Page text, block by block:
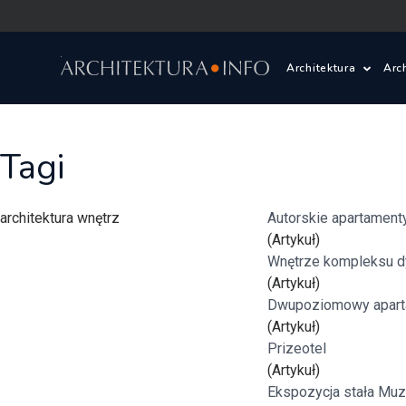
Architektura
Wasze
Architektura
Prace
Pracownie
Tagi
architektura wnętrz
Autorskie
(Artykuł)
Wnętrze kompleksu
(Artykuł)
Dwupoziomowy
(Artykuł)
Prizeotel
(Artykuł)
Ekspozycja stała